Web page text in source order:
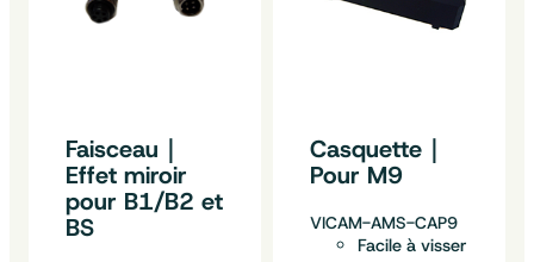
Faisceau｜
Effet miroir
pour B1/B2 et
BS
Casquette｜
Pour M9
VICAM-AMS-CAP9
Facile à visser